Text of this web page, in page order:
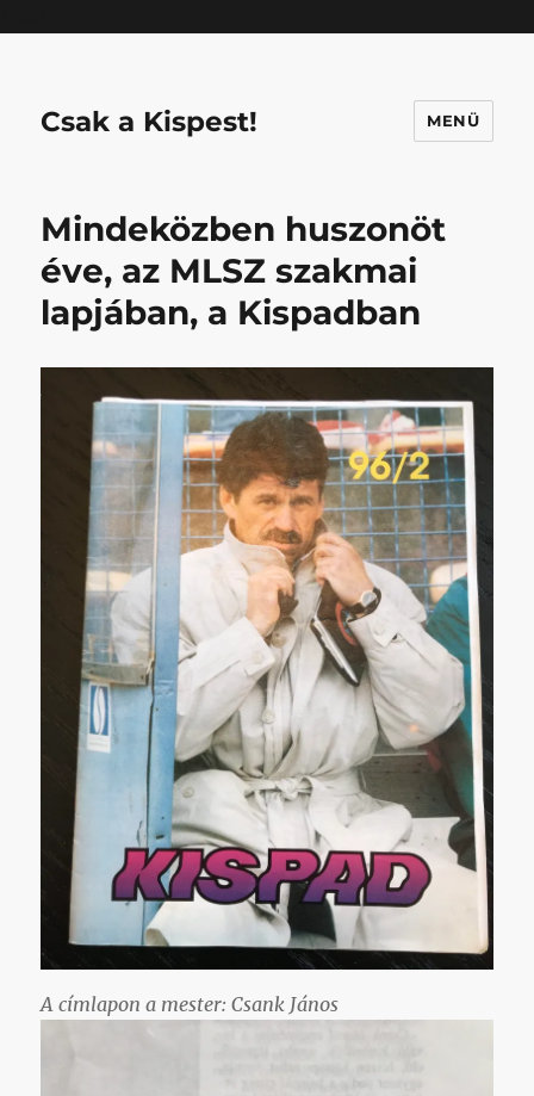
Csak a Kispest! MENÜ
Mindeközben huszonöt
éve, az MLSZ szakmai
lapjában, a Kispadban
A címlapon a mester: Csank János